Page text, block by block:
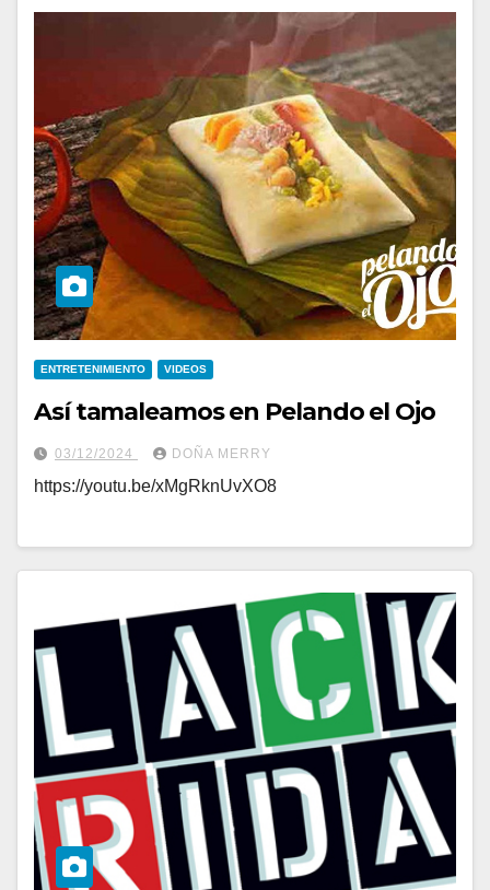
ENTRETENIMIENTO VIDEOS
Así tamaleamos en Pelando el Ojo
03/12/2024 DOÑA MERRY
https://youtu.be/xMgRknUvXO8